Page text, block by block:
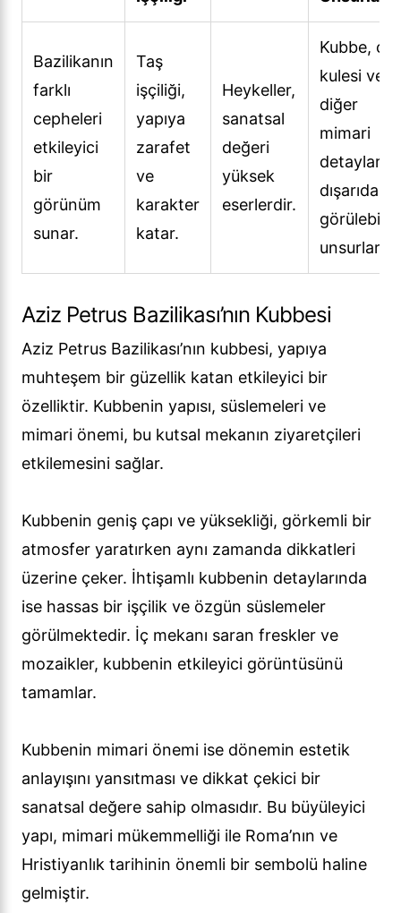
Bazilikanın
farklı
cepheleri
etkileyici
bir
görünüm
sunar.
Taş
işçiliği,
yapıya
zarafet
ve
karakter
katar.
Heykeller,
sanatsal
değeri
yüksek
eserlerdir.
Kubbe,
kulesi ve
diğer
mimari
detaylar,
dışarıdan
Aziz Petrus Bazilikası’nın Kubbesi
Aziz Petrus Bazilikası’nın kubbesi, yapıya
muhteşem bir güzellik katan etkileyici bir
özelliktir. Kubbenin yapısı, süslemeleri ve
mimari önemi, bu kutsal mekanın ziyaretçileri
etkilemesini sağlar.
Kubbenin geniş çapı ve yüksekliği, görkemli bir
atmosfer yaratırken aynı zamanda dikkatleri
üzerine çeker. İhtişamlı kubbenin detaylarında
ise hassas bir işçilik ve özgün süslemeler
görülmektedir. İç mekanı saran freskler ve
mozaikler, kubbenin etkileyici görüntüsünü
tamamlar.
Kubbenin mimari önemi ise dönemin estetik
anlayışını yansıtması ve dikkat çekici bir
sanatsal değere sahip olmasıdır. Bu büyüleyici
yapı, mimari mükemmelliği ile Roma’nın ve
Hristiyanlık tarihinin önemli bir sembolü haline
gelmiştir.